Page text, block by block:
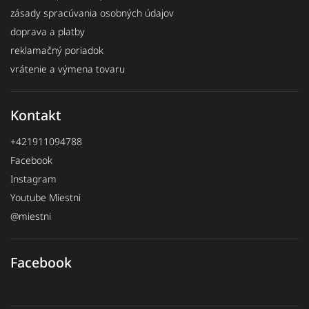
zásady spracúvania osobných údajov
doprava a platby
reklamačný poriadok
vrátenie a výmena tovaru
Kontakt
+421911094788
Facebook
Instagram
Youtube Miestni
@miestni
Facebook